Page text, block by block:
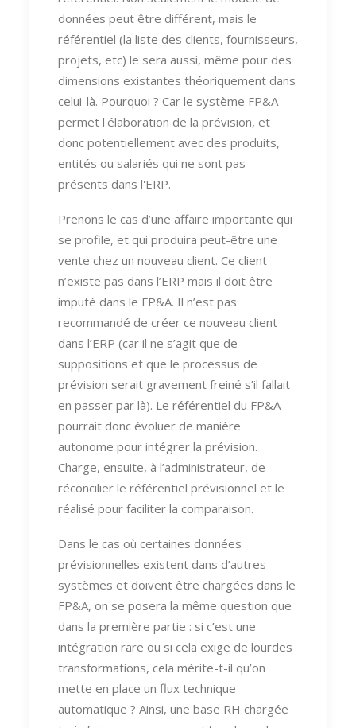
données peut être différent, mais le
référentiel (la liste des clients, fournisseurs,
projets, etc) le sera aussi, même pour des
dimensions existantes théoriquement dans
celui-là. Pourquoi ? Car le système FP&A
permet l'élaboration de la prévision, et
donc potentiellement avec des produits,
entités ou salariés qui ne sont pas
présents dans l'ERP.
Prenons le cas d’une affaire importante qui
se profile, et qui produira peut-être une
vente chez un nouveau client. Ce client
n’existe pas dans l’ERP mais il doit être
imputé dans le FP&A. Il n’est pas
recommandé de créer ce nouveau client
dans l’ERP (car il ne s’agit que de
suppositions et que le processus de
prévision serait gravement freiné s’il fallait
en passer par là). Le référentiel du FP&A
pourrait donc évoluer de manière
autonome pour intégrer la prévision.
Charge, ensuite, à l’administrateur, de
réconcilier le référentiel prévisionnel et le
réalisé pour faciliter la comparaison.
Dans le cas où certaines données
prévisionnelles existent dans d’autres
systèmes et doivent être chargées dans le
FP&A, on se posera la même question que
dans la première partie : si c’est une
intégration rare ou si cela exige de lourdes
transformations, cela mérite-t-il qu’on
mette en place un flux technique
automatique ? Ainsi, une base RH chargée